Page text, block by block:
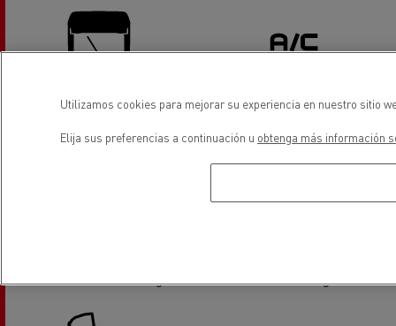
Utilizamos cookies para mejorar su experiencia en nuestro sitio
Elija sus preferencias a continuación u obtenga más información